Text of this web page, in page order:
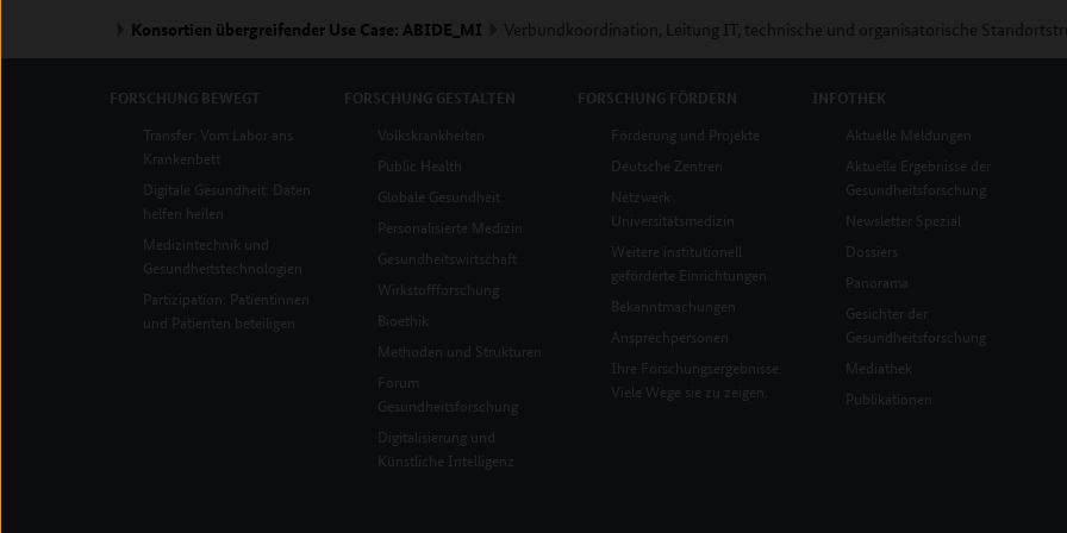
Konsortien übergreifender Use Case: ABIDE_MI Verbundkoordination, Leitung IT, technische und organisatorische
FORSCHUNG BEWEGT
Transfer: Vom Labor ans
Krankenbett
Digitale Gesundheit: Daten
helfen heilen
Medizintechnik und
Gesundheitstechnologien
Partizipation: Patientinnen
und Patienten beteiligen
FORSCHUNG GESTALTEN
Volkskrankheiten
Public Health
Globale Gesundheit
Personalisierte Medizin
Gesundheitswirtschaft
Wirkstoffforschung
Bioethik
Methoden und Strukturen
Forum
Gesundheitsforschung
Digitalisierung und
Künstliche Intelligenz
FORSCHUNG FÖRDERN
Förderung und Projekte
Deutsche Zentren
Netzwerk
Universitätsmedizin
Weitere institutionell
geförderte Einrichtungen
Bekanntmachungen
Ansprechpersonen
Ihre Forschungsergebnisse.
Viele Wege sie zu zeigen.
INFOTHEK
Aktuelle Meldungen
Aktuelle Ergebnisse der
Gesundheitsforschung
Newsletter Spezial
Dossiers
Panorama
Gesichter der
Gesundheitsforschung
Mediathek
Publikationen